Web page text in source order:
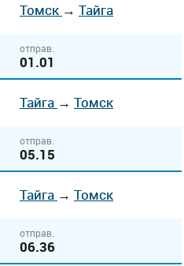
Томск → Тайга
отправ.
01.01
Тайга → Томск
отправ.
05.15
Тайга → Томск
отправ.
06.36